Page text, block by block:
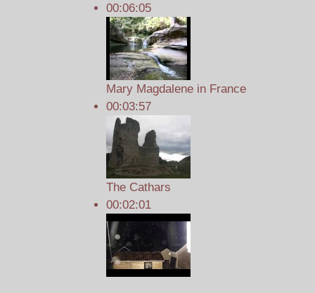
00:06:05
Mary Magdalene in France
00:03:57
The Cathars
00:02:01